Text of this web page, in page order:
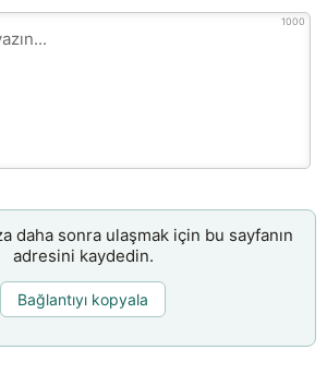
1000
daha sonra ulaşmak için bu sayfanın
adresini kaydedin.
Bağlantıyı kopyala